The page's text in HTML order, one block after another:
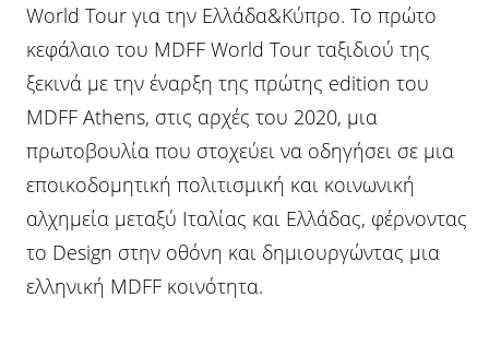
World Tour για την Ελλάδα&Κύπρο. Το πρώτο
κεφάλαιο του MDFF World Tour ταξιδιού της
ξεκινά με την έναρξη της πρώτης edition του
MDFF Athens, στις αρχές του 2020, μια
πρωτοβουλία που στοχεύει να οδηγήσει σε μια
εποικοδομητική πολιτισμική και κοινωνική
αλχημεία μεταξύ Ιταλίας και Ελλάδας, φέρνοντας
το Design στην οθόνη και δημιουργώντας μια
ελληνική ΜDFF κοινότητα.